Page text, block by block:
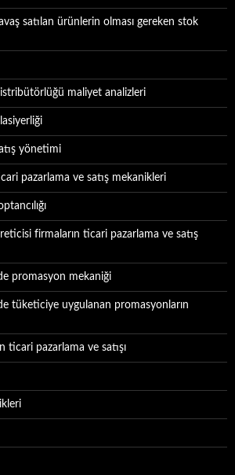
satılan ürünlerin olması gereken stok
maliyet analizleri
yönetimi
pazarlama ve satış mekanikleri
firmaların ticari pazarlama ve satış
promasyon mekaniği
tüketiciye uygulanan promasyonların
ticari pazarlama ve satışı